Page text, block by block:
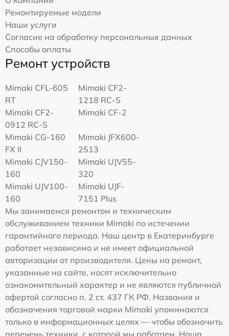
Ремонтируемые модели
Наши услуги
Согласие на обработку персональных данных
Способы оплаты
Ремонт устройств
Mimaki CFL-605
RT
Mimaki CF2-
1218 RC-S
Mimaki CF2-
0912 RC-S
Mimaki CF-2
Mimaki CG-160
FX II
Mimaki JFX600-
2513
Mimaki СJV150-
160
Mimaki UJV55-
320
Mimaki UJV100-
160
Mimaki UJF-
7151 Plus
Мы занимаемся ремонтом и техническим
обслуживанием техники Mimaki по истечении
гарантийного периода. Наш центр в Екатеринбурге
работает независимо и не имеет официальной
авторизации от производителя. Цены на ремонт,
указанные на сайте, носят исключительно
ознакомительный характер и не являются публичной
офертой согласно п. 2 ст. 437 ГК РФ. Названия и
обозначения торговой марки Mimaki упоминаются
только в информационных целях — чтобы обозначить
перечень техники, с которой мы работаем. Наша